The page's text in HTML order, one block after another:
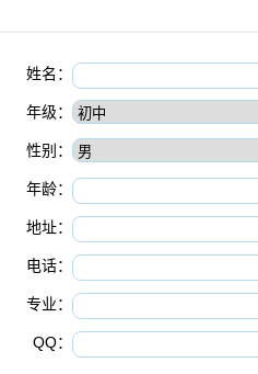
姓名：
年级：
性别：
年龄：
地址：
电话：
专业：
QQ：